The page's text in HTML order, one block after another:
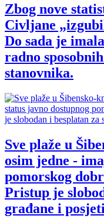
Zbog nove
Civljane
Do sada je
radno
stanovnika.
Sve plaže u
osim jedne -
pomorskog
Pristup je
građane i